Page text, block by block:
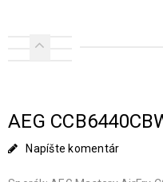
AEG
Napíšte komentár